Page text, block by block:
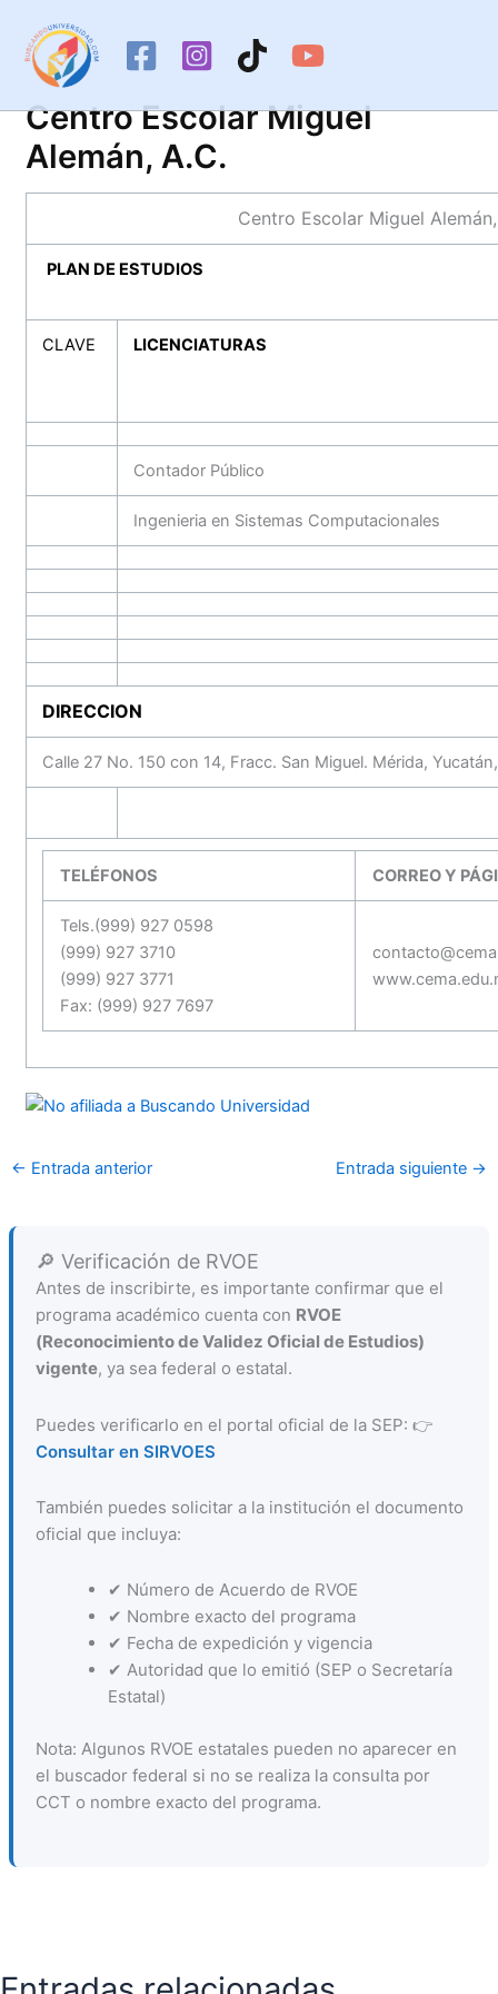
contenido
Centro Escolar Miguel
Alemán, A.C.
Centro Escolar Miguel
PLAN DE ESTUDIOS
CLAVE LICENCIATURAS
Contador Público
Ingenieria en Sistemas Computacionales
DIRECCION
Calle 27 No. 150 con 14, Fracc. San Miguel. Mérida,
TELÉFONOS CORREO Y
Tels.(999) 927 0598
(999) 927 3710
(999) 927 3771
Fax: (999) 927 7697
← Entrada anterior Entrada siguiente →
🔎 Verificación de RVOE
Antes de inscribirte, es importante confirmar que el
programa académico cuenta con RVOE
(Reconocimiento de Validez Oficial de Estudios)
vigente, ya sea federal o estatal.
Puedes verificarlo en el portal oficial de la SEP: 👉
Consultar en SIRVOES
También puedes solicitar a la institución el documento
oficial que incluya:
✔ Número de Acuerdo de RVOE
✔ Nombre exacto del programa
✔ Fecha de expedición y vigencia
✔ Autoridad que lo emitió (SEP o Secretaría
Estatal)
Nota: Algunos RVOE estatales pueden no aparecer en
el buscador federal si no se realiza la consulta por
CCT o nombre exacto del programa.